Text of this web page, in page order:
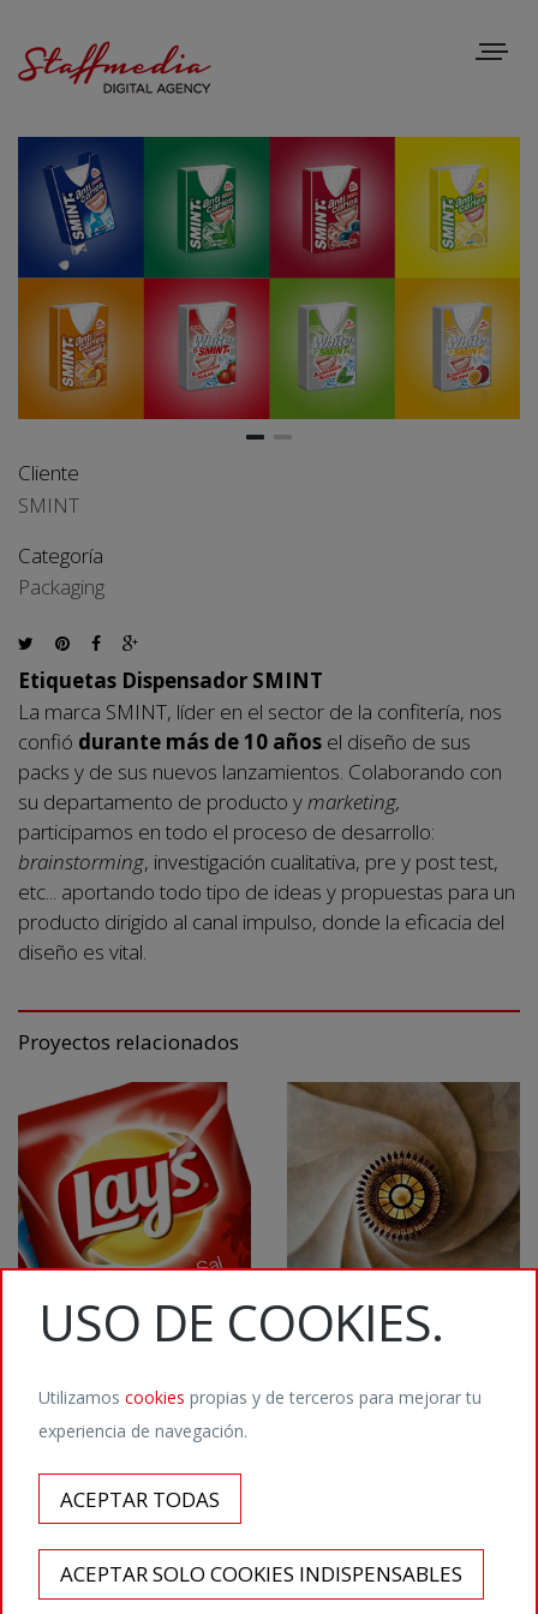
Toggle
Cliente
SMINT
Categoría
Packaging
Etiquetas Dispensador SMINT
La marca SMINT, líder en el sector de la confitería, nos
confió durante más de 10 años el diseño de sus
packs y de sus nuevos lanzamientos. Colaborando con
su departamento de producto ymarketing,
participamos en todo el proceso de desarrollo:
brainstorming, investigación cualitativa, pre y post test,
etc... aportando todo tipo de ideas y propuestas para un
producto dirigido al canal impulso, donde la eficacia del
diseño es vital.
Proyectos relacionados
Aviso legal/ Política de privacidad
¡Síguenos! @info_staffmedia
USO DE COOKIES.
Utilizamos cookies propias y de terceros para mejorar tu
experiencia de navegación.
ACEPTAR TODAS
ACEPTAR SOLO COOKIES INDISPENSABLES